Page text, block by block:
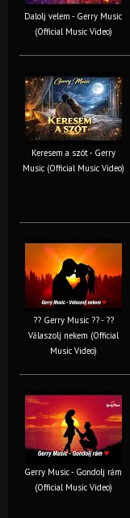
Dalolj velem - Gerry Music
(Official Music Video)
Keresem a szót - Gerry
Music (Official Music Video)
?? Gerry Music ?? - ??
Válaszolj nekem (Official
Music Video)
Gerry Music - Gondolj rám
(Official Music Video)